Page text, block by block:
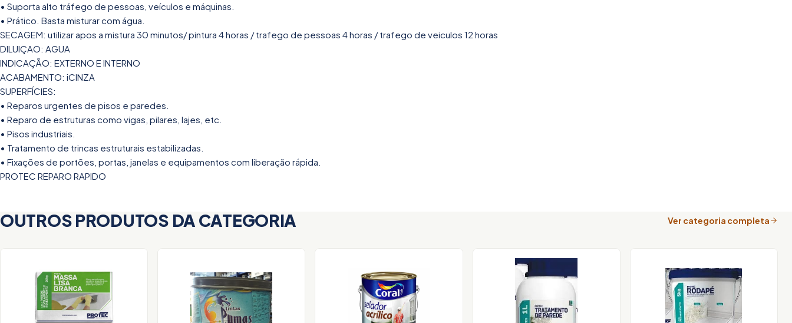
• Suporta alto tráfego de pessoas, veículos e máquinas.
• Prático. Basta misturar com água.
SECAGEM: utilizar apos a mistura 30 minutos/ pintura 4 horas / trafego de pessoas 4 horas / trafego de veiculos 12 horas
DILUIÇAO: AGUA
INDICAÇÃO: EXTERNO E INTERNO
ACABAMENTO: iCINZA
SUPERFÍCIES:
• Reparos urgentes de pisos e paredes.
• Reparo de estruturas como vigas, pilares, lajes, etc.
• Pisos industriais.
• Tratamento de trincas estruturais estabilizadas.
• Fixações de portões, portas, janelas e equipamentos com liberação rápida.
PROTEC REPARO RAPIDO
OUTROS PRODUTOS DA CATEGORIA Ver categoria completa